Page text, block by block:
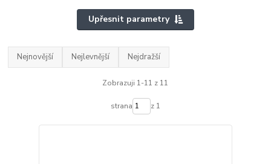
Upřesnit parametry
Nejnovější Nejlevnější Nejdražší
Zobrazuji 1-11 z 11
strana z 1